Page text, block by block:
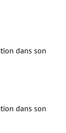
dans son
dans son